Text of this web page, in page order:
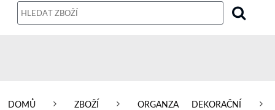
DOMŮ ZBOŽÍ
ORGANZA DEKORAČNÍ